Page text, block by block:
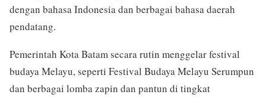
dengan bahasa Indonesia dan berbagai bahasa daerah
pendatang.
Pemerintah Kota Batam secara rutin menggelar festival
budaya Melayu, seperti Festival Budaya Melayu Serumpun
dan berbagai lomba zapin dan pantun di tingkat